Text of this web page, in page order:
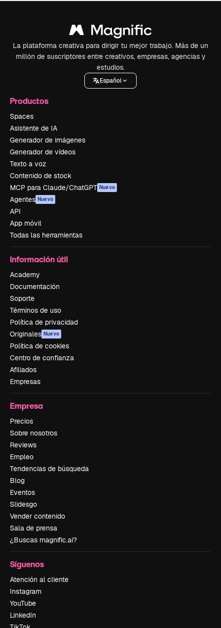
La plataforma creativa para dirigir tu mejor trabajo. Más de un
millón de suscriptores entre creativos, empresas, agencias y
estudios.
Español
Productos
Spaces
Asistente de IA
Generador de imágenes
Generador de vídeos
Texto a voz
Contenido de stock
MCP para Claude/ChatGPT Nuevo
Agentes Nuevo
API
App móvil
Todas las herramientas
Información útil
Academy
Documentación
Soporte
Términos de uso
Política de privacidad
Originales Nuevo
Política de cookies
Centro de confianza
Afiliados
Empresas
Empresa
Precios
Sobre nosotros
Reviews
Empleo
Tendencias de búsqueda
Blog
Eventos
Slidesgo
Vender contenido
Sala de prensa
¿Buscas magnific.ai?
Síguenos
Atención al cliente
Instagram
YouTube
LinkedIn